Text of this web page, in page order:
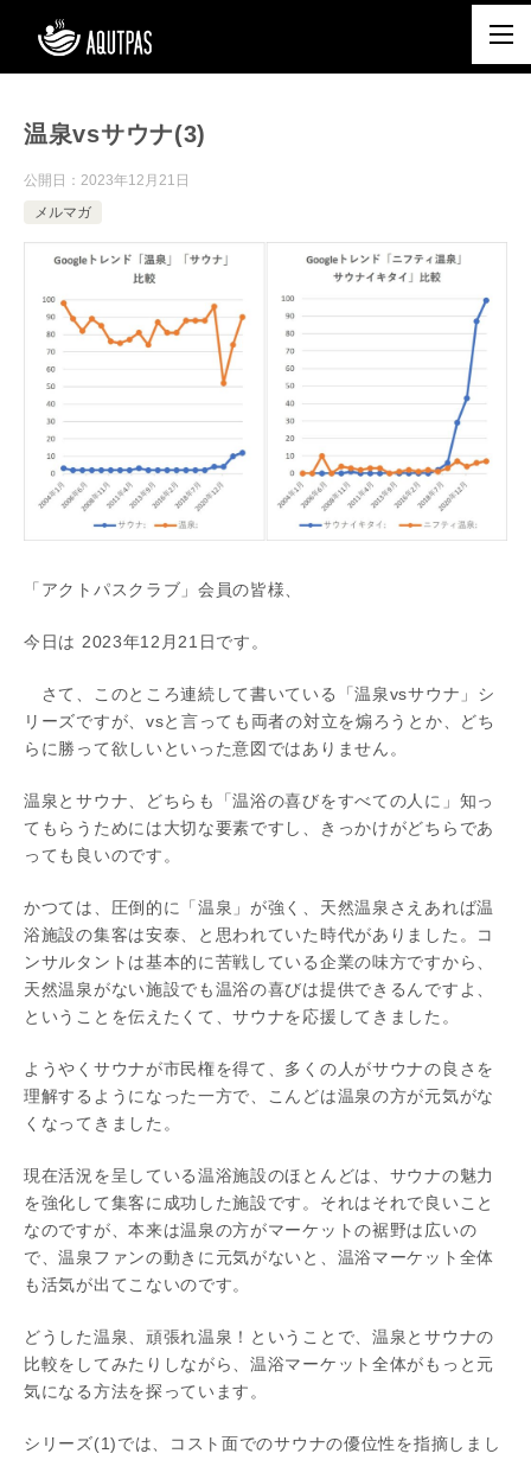
温泉vsサウナ(3)
公開日： 2023年12月21日
メルマガ
「アクトパスクラブ」会員の皆様、
今日は 2023年12月21日です。
さて、このところ連続して書いている「温泉vsサウナ」シ
リーズですが、vsと言っても両者の対立を煽ろうとか、どち
らに勝って欲しいといった意図ではありません。
温泉とサウナ、どちらも「温浴の喜びをすべての人に」知っ
てもらうためには大切な要素ですし、きっかけがどちらであ
っても良いのです。
かつては、圧倒的に「温泉」が強く、天然温泉さえあれば温
浴施設の集客は安泰、と思われていた時代がありました。コ
ンサルタントは基本的に苦戦している企業の味方ですから、
天然温泉がない施設でも温浴の喜びは提供できるんですよ、
ということを伝えたくて、サウナを応援してきました。
ようやくサウナが市民権を得て、多くの人がサウナの良さを
理解するようになった一方で、こんどは温泉の方が元気がな
くなってきました。
現在活況を呈している温浴施設のほとんどは、サウナの魅力
を強化して集客に成功した施設です。それはそれで良いこと
なのですが、本来は温泉の方がマーケットの裾野は広いの
で、温泉ファンの動きに元気がないと、温浴マーケット全体
も活気が出てこないのです。
どうした温泉、頑張れ温泉！ということで、温泉とサウナの
比較をしてみたりしながら、温浴マーケット全体がもっと元
気になる方法を探っています。
シリーズ(1)では、コスト面でのサウナの優位性を指摘しまし